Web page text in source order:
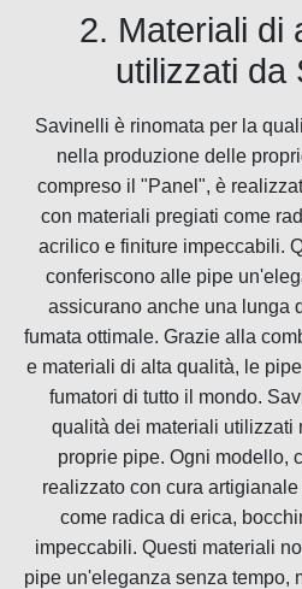
2. Materiali di
utilizzati da
Savinelli è rinomata per la
nella produzione delle
compreso il "Panel", è
con materiali pregiati come
acrilico e finiture impeccabili.
conferiscono alle pipe
assicurano anche una lunga
fumata ottimale. Grazie alla
e materiali di alta qualità, le
fumatori di tutto il mondo.
qualità dei materiali utilizzati
proprie pipe. Ogni modello,
realizzato con cura
come radica di erica,
impeccabili. Questi materiali
pipe un'eleganza senza tempo,